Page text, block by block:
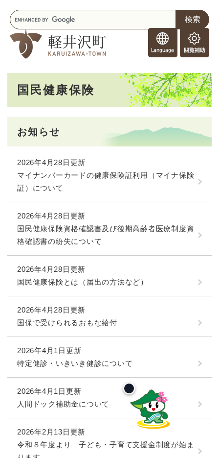
o
r
e
i
r
閲
覧
助
キ
ー
ワ
国民健康保険
お知らせ
2026年4月28日更新
マイナンバーカードの健康保険証利用（マイナ保険
証）について
2026年4月28日更新
国民健康保険資格確認書及び後期高齢者医療制度資
格確認書の紛失について
2026年4月28日更新
国民健康保険とは（届出の方法など）
2026年4月28日更新
国保で受けられるおもな給付
2026年4月1日更新
特定健診・いきいき健診について
2026年4月1日更新
人間ドック補助金について
2026年2月13日更新
令和８年度より 子ども・子育て支援金制度が始ま